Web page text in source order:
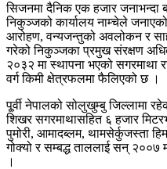
सिजनमा दैनिक एक हजार जनाभन्दा
निकुञ्जको कार्यालय नाम्चेले
आरोहण, वन्यजन्तुको अवलोकन र
गरेको निकुञ्जका प्रमुख संरक्षण
२०३२ मा स्थापना भएको सगरमाथा
वर्ग किमी क्षेत्रफलमा फैलिएको छ ।
पू्र्वी नेपालको सोलुखुम्बु जिल्लामा
शिखर सगरमाथासहित ६ हजार
पुमोरी, आमादब्लम, थामसेर्कुजस्ता
गोक्यो र सम्बद्ध ताललाई सन् २००७
।